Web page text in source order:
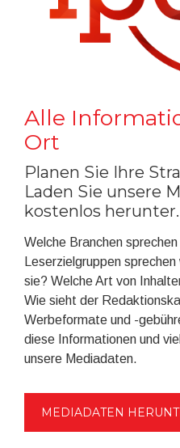
Alle
Ort
Planen Sie Ihre
Laden Sie unsere
kostenlos herunter.
Welche Branchen
Leserzielgruppen
sie? Welche Art von
Wie sieht der
Werbeformate und -
diese Informationen und
unsere Mediadaten.
MEDIADATEN